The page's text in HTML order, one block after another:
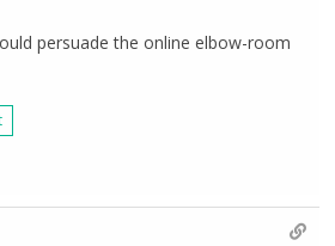
persuade the online elbow-room